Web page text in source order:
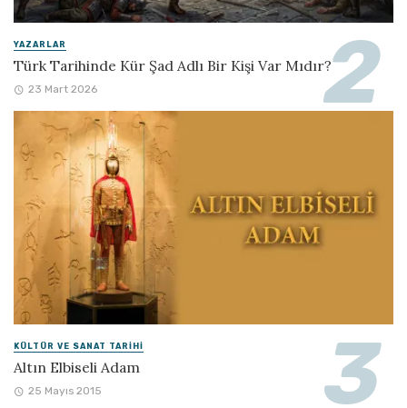
YAZARLAR
Türk Tarihinde Kür Şad Adlı Bir Kişi Var Mıdır?
23 Mart 2026
KÜLTÜR VE SANAT TARIHI
Altın Elbiseli Adam
25 Mayıs 2015